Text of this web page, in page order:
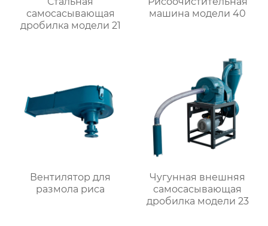
самоcасывающая
дробилка модели 21
машина модели 40
Вентилятор для
размола риса
Чугунная внешняя
самоcасывающая
дробилка модели 23